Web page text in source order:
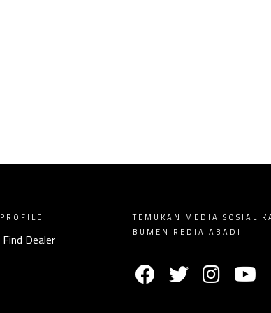
PROFILE
Find Dealer
TEMUKAN MEDIA SOSIAL
BUMEN REDJA ABADI